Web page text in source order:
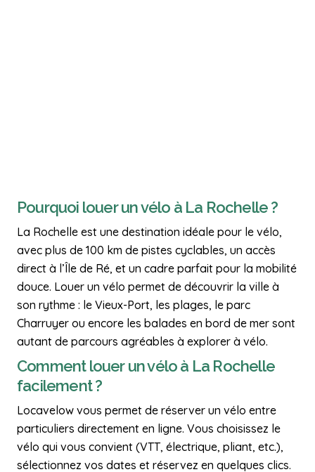
Pourquoi louer un vélo à La Rochelle ?
La Rochelle est une destination idéale pour le vélo,
avec plus de 100 km de pistes cyclables, un accès
direct à l’Île de Ré, et un cadre parfait pour la mobilité
douce. Louer un vélo permet de découvrir la ville à
son rythme : le Vieux-Port, les plages, le parc
Charruyer ou encore les balades en bord de mer sont
autant de parcours agréables à explorer à vélo.
Comment louer un vélo à La Rochelle
facilement ?
Locavelow vous permet de réserver un vélo entre
particuliers directement en ligne. Vous choisissez le
vélo qui vous convient (VTT, électrique, pliant, etc.),
sélectionnez vos dates et réservez en quelques clics.